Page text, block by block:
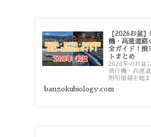
【2026お盆
機・高速道路
全ガイド！損
トまとめ
2026年のお盆
飛行機・高速
割引情報を総
約や最繁忙期
予約するコツ
banzokubiology.com